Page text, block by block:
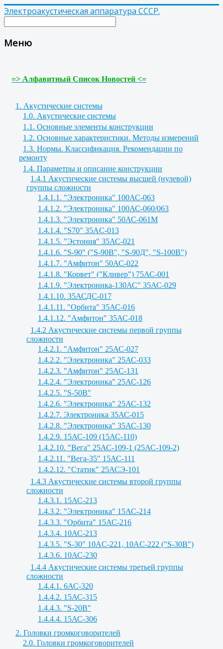
Электроакустическая аппаратура СССР.
Меню
=> Алфавитный Список Новостей <=
1. Акустические системы
1.0. Акустические системы
1.1. Основные элементы конструкции
1.2. Основные характеристики. Методы измерений
1.3. Нормы. Классификация. Рекомендации по
ремонту
1.4. Параметры и описание конструкции
1.4.1 Акустические системы высшей (нулевой)
группы сложности
1.4.1.1. "Электроника" 100АС-063
1.4.1.2. "Электроника" 100АС-060/063
1.4.1.3. "Электроника" 50АС-061М
1.4.1.4. "S70" 35AC-013
1.4.1.5. "Эстония" 35АС-021
1.4.1.6. "S-90" ("S-90B", "S-90Д", "S-100B")
1.4.1.7. "Амфитон" 50АС-022
1.4.1.8. "Корвет" ("Кливер") 75АС-001
1.4.1.9. "Электроника-130АС" 35АС-029
1.4.1.10. 35АСДС-017
1.4.1.11. "Орбита" 35АС-016
1.4.1.12. "Амфитон" 35АС-018
1.4.2 Акустические системы первой группы
сложности
1.4.2.1. "Амфитон" 25АС-027
1.4.2.2. "Электроника" 25АС-033
1.4.2.3. "Амфитон" 25АС-131
1.4.2.4. "Электроника" 25АС-126
1.4.2.5. "S-50B"
1.4.2.6. "Электроника" 25АС-132
1.4.2.7. Электроника 35АС-015
1.4.2.8. "Электроника" 35АС-130
1.4.2.9. 15АС-109 (15АС-110)
1.4.2.10. "Вега" 25АС-109-1 (25АС-109-2)
1.4.2.11. "Вега-35" 15АС-111
1.4.2.12. "Статик" 25АСЭ-101
1.4.3 Акустические системы второй группы
сложности
1.4.3.1. 15АС-213
1.4.3.2. "Электроника" 15АС-214
1.4.3.3. "Орбита" 15АС-216
1.4.3.4. 10АС-213
1.4.3.5. "S-30" 10AC-221, 10AC-222 ("S-30B")
1.4.3.6. 10АС-230
1.4.4 Акустические системы третьей группы
сложности
1.4.4.1. 6АС-320
1.4.4.2. 15АС-315
1.4.4.3. "S-20B"
1.4.4.4. 15АС-306
2. Головки громкоговорителей
2.0. Головки громкоговорителей